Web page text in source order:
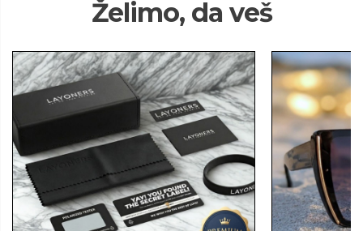
Želimo, da veš